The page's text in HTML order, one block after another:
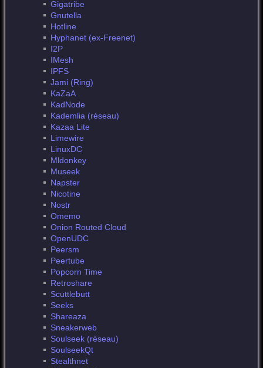
Gigatribe
Gnutella
Hotline
Hyphanet (ex-Freenet)
I2P
IMesh
IPFS
Jami (Ring)
KaZaA
KadNode
Kademlia (réseau)
Kazaa Lite
Limewire
LinuxDC
Mldonkey
Museek
Napster
Nicotine
Nostr
Omemo
Onion Routed Cloud
OpenUDC
Peersm
Peertube
Popcorn Time
Retroshare
Scuttlebutt
Seeks
Shareaza
Sneakerweb
Soulseek (réseau)
SoulseekQt
Stealthnet